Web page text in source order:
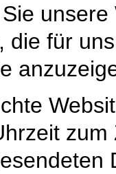
die für